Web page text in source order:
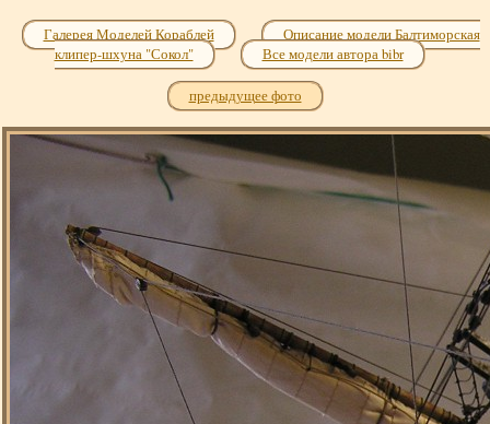
Галерея Моделей Кораблей
Описание модели Балтиморская
клипер-шхуна "Сокол"
Все модели автора bibr
предыдущее фото